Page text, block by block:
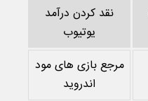
نقد کردن درآمد
یوتیوب
مرجع بازی های مود
اندروید